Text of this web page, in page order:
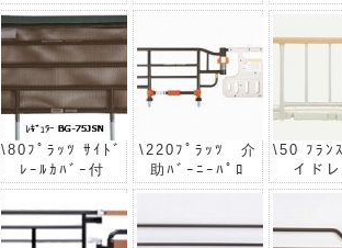
\80ﾌﾟﾗｯﾂ ｻｲﾄﾞ
ﾚｰﾙｶﾊﾞｰ付
\220ﾌﾟﾗｯﾂ 介
助ﾊﾞｰﾆｰﾊﾟﾛ
\50 ﾌﾗ
イド